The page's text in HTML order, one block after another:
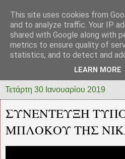
prototypia
"ΠΡΩΤΟΤΥΠΙΑ" *
Τετάρτη 30 Ιανουαρίου 2019
ΣΥΝΕΝΤΕΥΞΗ
ΜΠΛΟΚΟΥ ΤΗΣ
This site uses cookies from
and to analyze traffic. Your IP
shared with Google along with
metrics to ensure quality of
statistics, and to detect and
LEARN MORE